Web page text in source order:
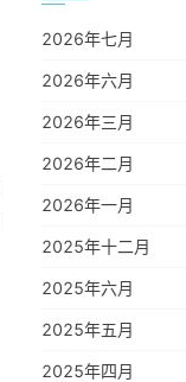
2026年七月
2026年六月
2026年三月
2026年二月
2026年一月
2025年十二月
2025年六月
2025年五月
2025年四月